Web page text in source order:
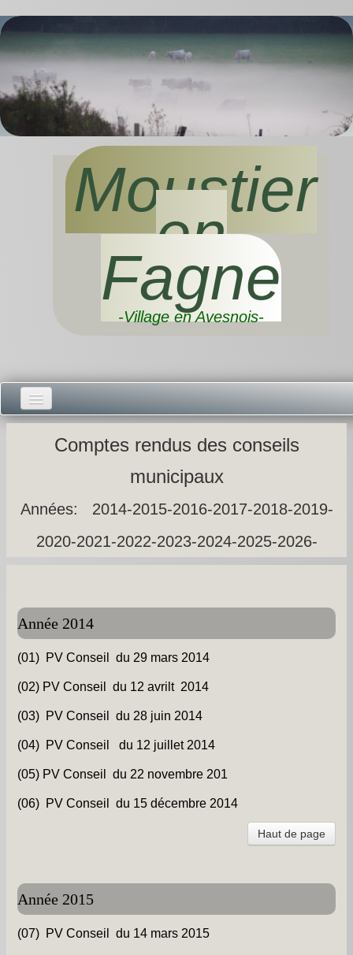
Moustier
en
Fagne
-Village en Avesnois-
Accueil -
Vie municipale -
Salle des Fêtes -
Histoires -
Les chapelles -
Travaux -
Informations pratiques -
Informations diverses -
Album photos -
PCS et DICRIM -
Comptes rendus des conseils
municipaux
Années: 2014-2015-2016-2017-2018-2019-
2020-2021-2022-2023-2024-2025-2026-
Année 2014
(01) PV Conseil du 29 mars 2014
(02) PV Conseil du 12 avrilt 2014
(03) PV Conseil du 28 juin 2014
(04) PV Conseil du 12 juillet 2014
(05) PV Conseil du 22 novembre 201
(06) PV Conseil du 15 décembre 2014
Haut de page
Année 2015
(07) PV Conseil du 14 mars 2015